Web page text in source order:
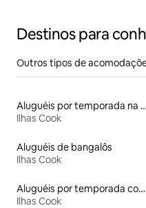
Destinos para
Outros tipos de
Aluguéis por
Ilhas Cook
Aluguéis de bangalôs
Ilhas Cook
Aluguéis por temporada com acesso à praia
Ilhas Cook